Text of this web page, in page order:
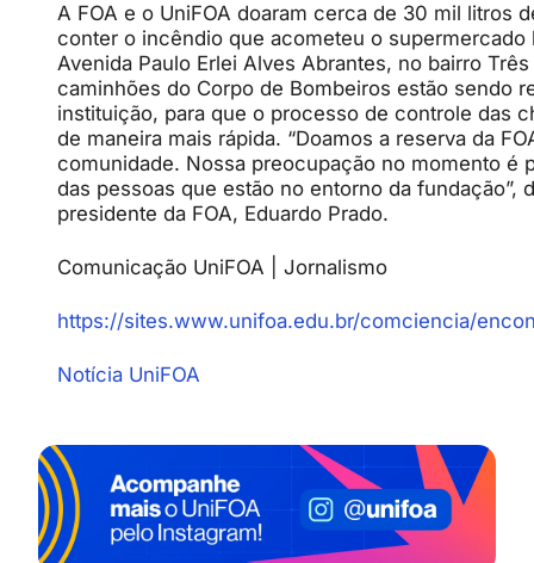
A FOA e o UniFOA doaram cerca de 30 mil litros
conter o incêndio que acometeu o supermercado
Avenida Paulo Erlei Alves Abrantes, no bairro
caminhões do Corpo de Bombeiros estão sendo
instituição, para que o processo de controle das
de maneira mais rápida. “Doamos a reserva da
comunidade. Nossa preocupação no momento é
das pessoas que estão no entorno da fundação”,
presidente da FOA, Eduardo Prado.
Comunicação UniFOA | Jornalismo
https://sites.www.unifoa.edu.br/comciencia/
Notícia UniFOA